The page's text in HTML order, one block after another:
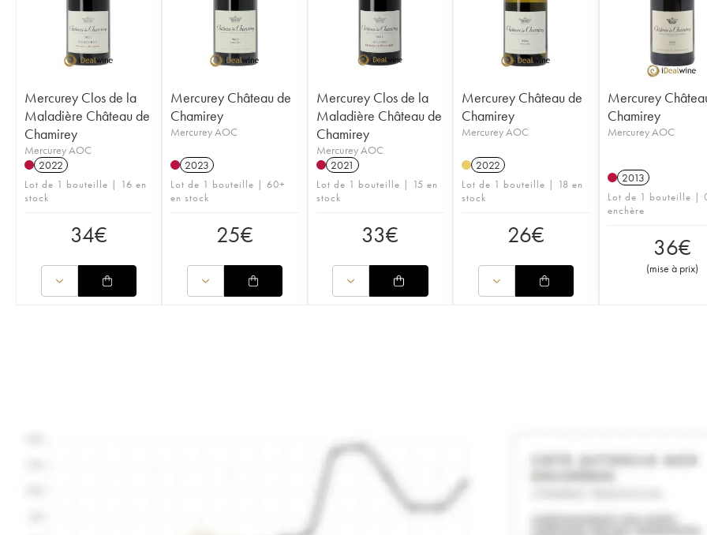
Mercurey Clos de la
Maladière Château de
Chamirey
Mercurey AOC
2022
Lot de 1 bouteille | 16 en
stock
34€
Mercurey Château de
Chamirey
Mercurey AOC
2023
Lot de 1 bouteille | 60+
en stock
25€
Mercurey Clos de la
Maladière Château de
Chamirey
Mercurey AOC
2021
Lot de 1 bouteille | 15 en
stock
33€
Mercurey Château de
Chamirey
Mercurey AOC
2022
Lot de 1 bouteille | 18 en
stock
26€
Mercurey
Chamirey
Mercurey AOC
2013
Lot de 1 bouteille |
enchère
36€
(mise à prix)